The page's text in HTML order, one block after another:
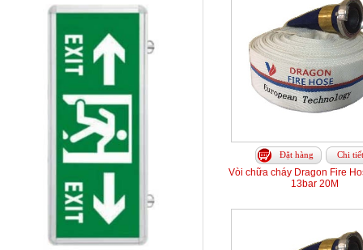
Đặt hàng Chi tiết
Vòi chữa cháy Dragon Fire
13bar 20M